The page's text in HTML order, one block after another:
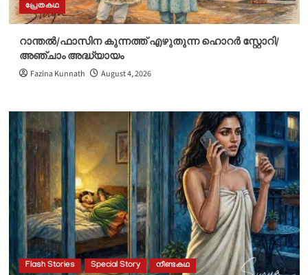
പ്രേതകഥ
റാന്തൽ/ഫാസിന കുന്നത്ത് എഴുതുന്ന ഹൊറർ സ്റ്റോറി/
അഞ്ചാം അദ്ധ്യായം
Fazina Kunnath August 4, 2026
Flash Stories Special Story നീണ്ടകഥ